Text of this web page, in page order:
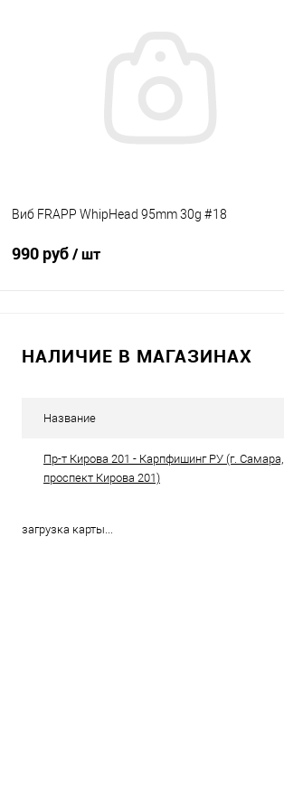
Виб FRAPP WhipHead 95mm 30g #18
990 руб/ шт
НАЛИЧИЕ В МАГАЗИНАХ
Название
Пр-т Кирова 201 - Карпфишинг РУ (г. Самара,
проспект Кирова 201)
загрузка карты...